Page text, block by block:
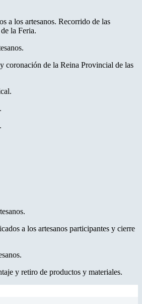
a los artesanos. Recorrido de las
la Feria.
coronación de la Reina Provincial de las
a los artesanos participantes y cierre
y retiro de productos y materiales.